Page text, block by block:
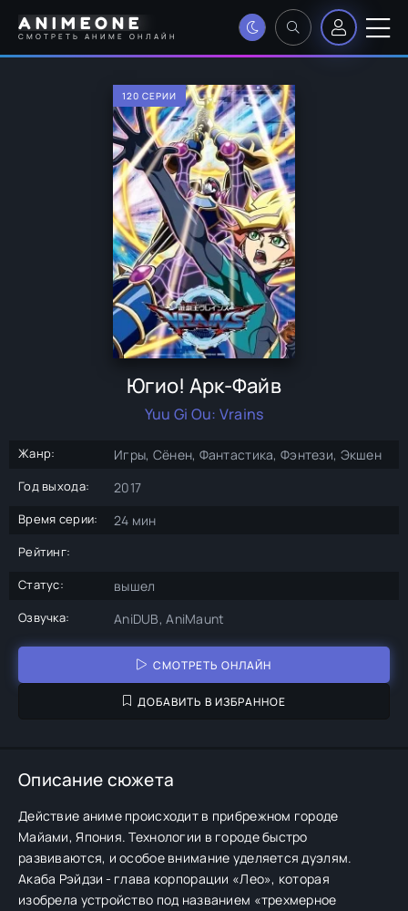
ANIMEONE
СМОТРЕТЬ АНИМЕ ОНЛАЙН
120 СЕРИИ
Югио! Арк-Файв
Yuu Gi Ou: Vrains
Жанр: Игры, Сёнен, Фантастика, Фэнтези, Экшен
Год выхода: 2017
Время серии: 24 мин
Рейтинг:
Статус:
вышел
Озвучка: AniDUB, AniMaunt
СМОТРЕТЬ ОНЛАЙН
ДОБАВИТЬ В ИЗБРАННОЕ
Описание сюжета
Действие аниме происходит в прибрежном городе
Майами, Япония. Технологии в городе быстро
развиваются, и особое внимание уделяется дуэлям.
Акаба Рэйдзи - глава корпорации «Лео», которая
изобрела устройство под названием «трехмерное